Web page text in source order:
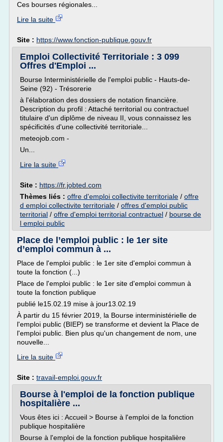
Ces bourses régionales...
Lire la suite
Site : https://www.fonction-publique.gouv.fr
Emploi Collectivité Territoriale : 3 099
Offres d'Emploi ...
Bourse Interministérielle de l'emploi public - Hauts-de-
Seine (92) - Trésorerie
à l'élaboration des dossiers de notation financière.
Description du profil : Attaché territorial ou contractuel
titulaire d'un diplôme de niveau II, vous connaissez les
spécificités d'une collectivité territoriale...
meteojob.com -
Un...
Lire la suite
Site : https://fr.jobted.com
Thèmes liés : offre d'emploi collectivite territoriale / offre
d emploi collectivite territoriale / offres d'emploi public
territorial / offre d'emploi territorial contractuel / bourse de
l emploi public
Place de l’emploi public : le 1er site
d’emploi commun à ...
Place de l'emploi public : le 1er site d'emploi commun à
toute la fonction (...)
Place de l'emploi public : le 1er site d'emploi commun à
toute la fonction publique
publié le15.02.19 mise à jour13.02.19
À partir du 15 février 2019, la Bourse interministérielle de
l'emploi public (BIEP) se transforme et devient la Place de
l'emploi public. Bien plus qu'un changement de nom, une
nouvelle...
Lire la suite
Site : travail-emploi.gouv.fr
Bourse à l'emploi de la fonction publique
hospitalière ...
Vous êtes ici : Accueil > Bourse à l'emploi de la fonction
publique hospitalière
Bourse à l'emploi de la fonction publique hospitalière